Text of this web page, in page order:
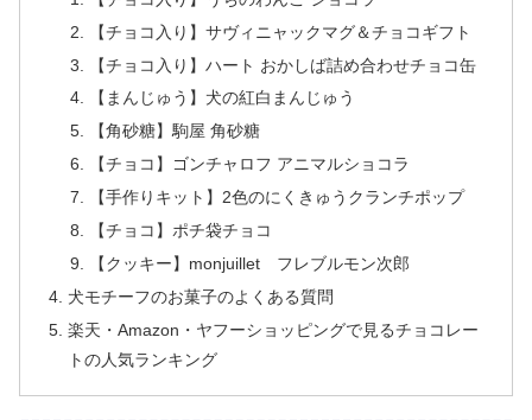
【チョコ入り】サヴィニャックマグ＆チョコギフト
【チョコ入り】ハート おかしば詰め合わせチョコ缶
【まんじゅう】犬の紅白まんじゅう
【角砂糖】駒屋 角砂糖
【チョコ】ゴンチャロフ アニマルショコラ
【手作りキット】2色のにくきゅうクランチポップ
【チョコ】ポチ袋チョコ
【クッキー】monjuillet フレブルモン次郎
犬モチーフのお菓子のよくある質問
楽天・Amazon・ヤフーショッピングで見るチョコレー
トの人気ランキング